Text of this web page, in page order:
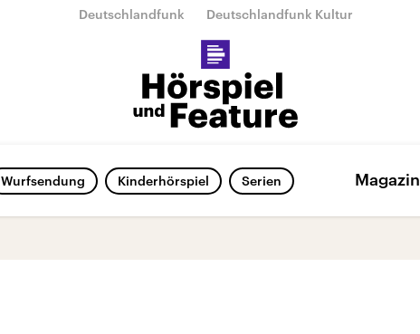
Deutschlandfunk Deutschlandfunk Kultur
Wurfsendung Kinderhörspiel Serien Magazin